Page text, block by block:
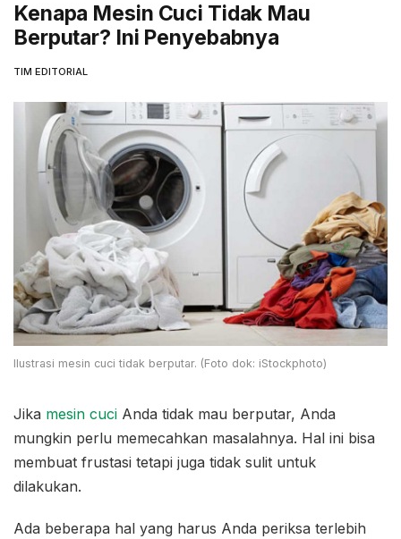
Kenapa Mesin Cuci Tidak Mau
Berputar? Ini Penyebabnya
TIM EDITORIAL
Ilustrasi mesin cuci tidak berputar. (Foto dok: iStockphoto)
Jika mesin cuci Anda tidak mau berputar, Anda
mungkin perlu memecahkan masalahnya. Hal ini bisa
membuat frustasi tetapi juga tidak sulit untuk
dilakukan.
Ada beberapa hal yang harus Anda periksa terlebih